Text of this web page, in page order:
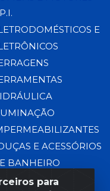
para
E
E ACESSÓRIOS
BANHEIRO